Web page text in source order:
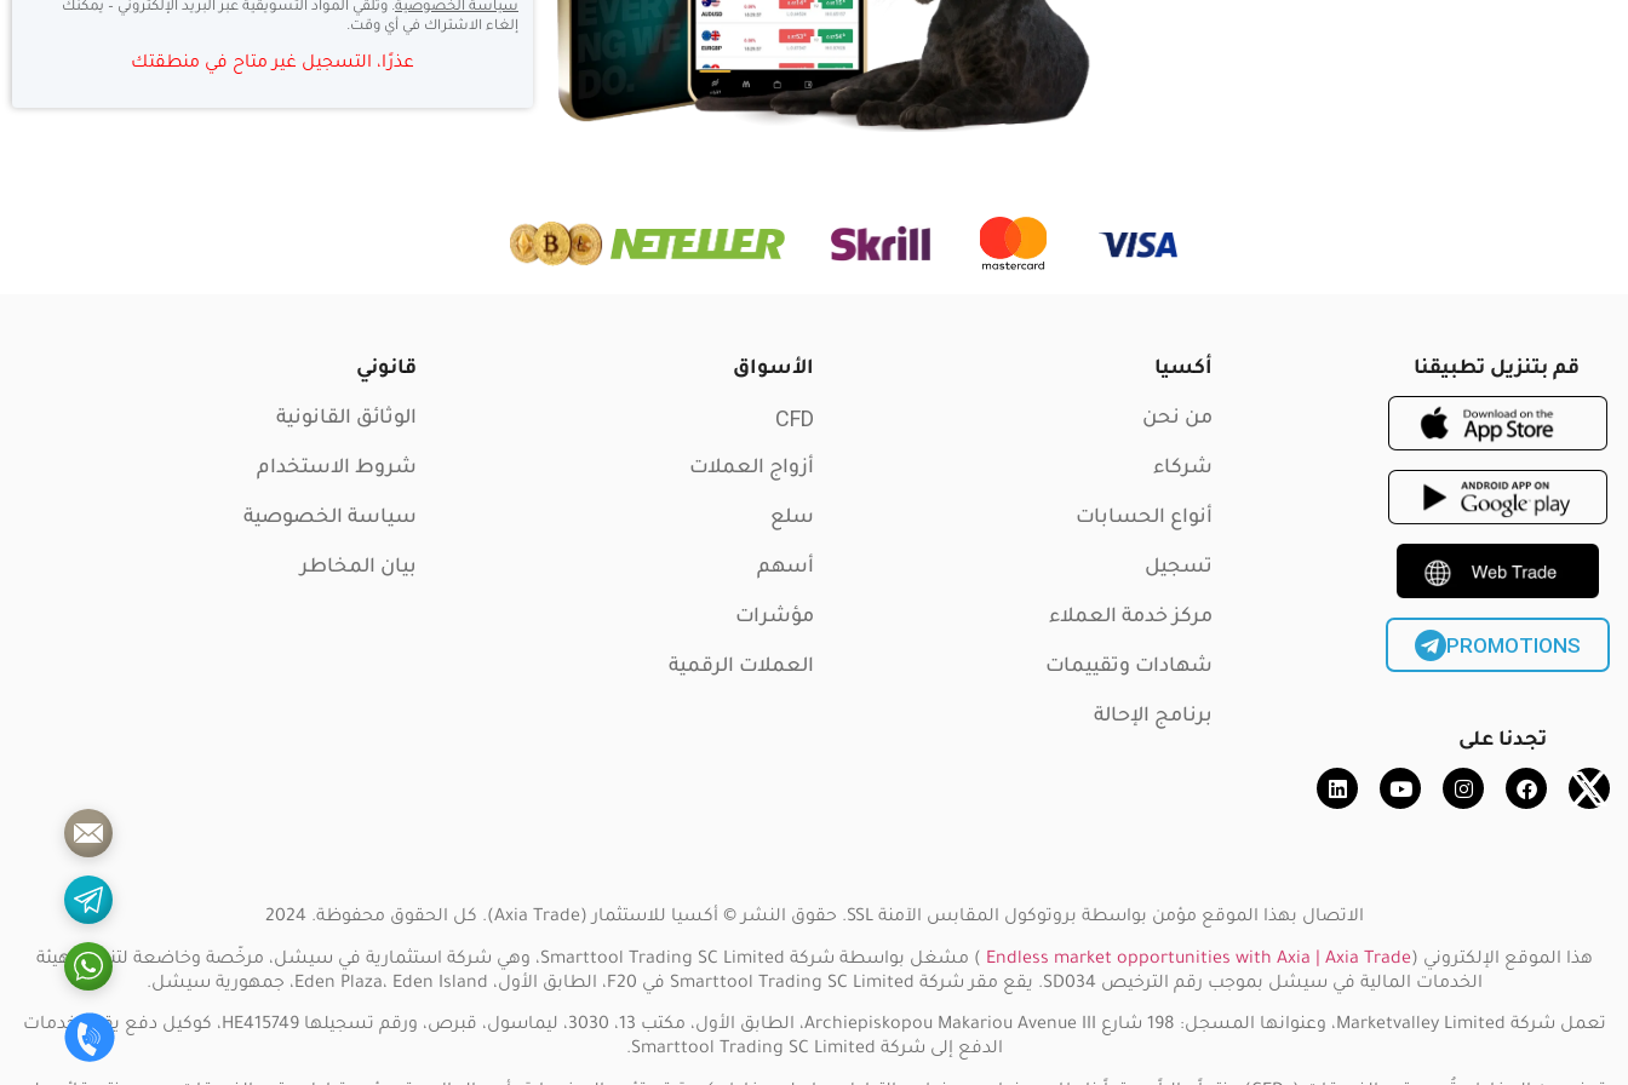
سياسة الخصوصية. وتلقي المواد التسويقية عبر البريد الإلكتروني – يمكنك
إلغاء الاشتراك في أي وقت.
عذرًا، التسجيل غير متاح في منطقتك
قم بتنزيل تطبيقنا
PROMOTIONS
تجدنا على
أكسيا
من نحن
شركاء
أنواع الحسابات
تسجيل
مركز خدمة العملاء
شهادات وتقييمات
برنامج الإحالة
الأسواق
CFD
أزواج العملات
سلع
أسهم
مؤشرات
العملات الرقمية
قانوني
الوثائق القانونية
شروط الاستخدام
سياسة الخصوصية
بيان المخاطر
الاتصال بهذا الموقع مؤمن بواسطة بروتوكول المقابس الآمنة SSL. حقوق النشر © أكسيا للاستثمار (Axia Trade). كل الحقوق محفوظة. 2024
هذا الموقع الإلكتروني (Endless market opportunities with Axia | Axia Trade
) مشغل بواسطة شركة Smarttool Trading SC Limited، وهي شركة استثمارية في سيشل، مرخّصة وخاضعة لتنظيم هيئة
الخدمات المالية في سيشل بموجب رقم الترخيص SD034. يقع مقر شركة Smarttool Trading SC Limited في F20، الطابق الأول، Eden Plaza، Eden Island، جمهورية سيشل.
تعمل شركة Marketvalley Limited، وعنوانها المسجل: 198 شارع Archiepiskopou Makariou Avenue III، الطابق الأول، مكتب 13، 3030، ليماسول، قبرص، ورقم تسجيلها HE415749، كوكيل دفع يقدّم خدمات
الدفع إلى شركة Smarttool Trading SC Limited.